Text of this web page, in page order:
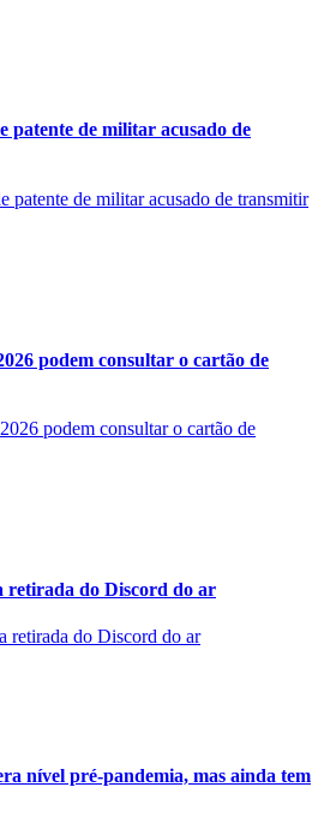
patente de militar acusado de
podem consultar o cartão de
retirada do Discord do ar
nível pré-pandemia, mas ainda tem